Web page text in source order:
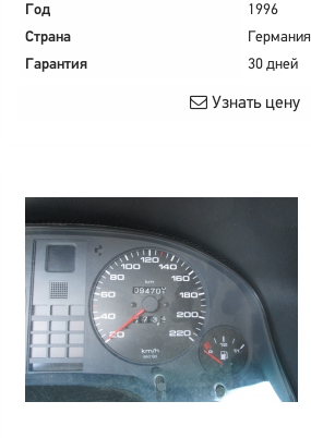
Год
1996
Страна
Германия
Гарантия
30 дней
Узнать цену